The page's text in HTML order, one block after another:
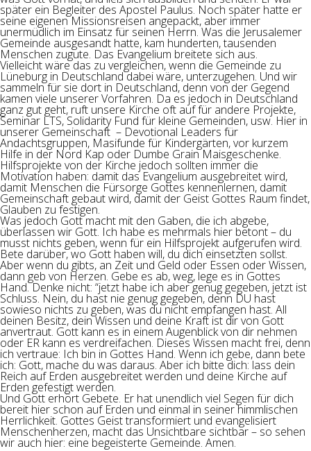
später ein Begleiter des Apostel Paulus. Noch später hatte er
seine eigenen Missionsreisen angepackt, aber immer
unermüdlich im Einsatz für seinen Herrn. Was die Jerusalemer
Gemeinde ausgesandt hatte, kam hunderten, tausenden
Menschen zugute. Das Evangelium breitete sich aus.
Vielleicht wäre das zu vergleichen, wenn die Gemeinde zu
Lüneburg in Deutschland dabei wäre, unterzugehen. Und wir
sammeln für sie dort in Deutschland, denn von der Gegend
kamen viele unserer Vorfahren. Da es jedoch in Deutschland
ganz gut geht, ruft unsere Kirche oft auf für andere Projekte,
Seminar LTS, Solidarity Fund für kleine Gemeinden, usw. Hier in
unserer Gemeinschaft – Devotional Leaders für
Andachtsgruppen, Masifunde für Kindergärten, vor kurzem
Hilfe in der Nord Kap oder Dumbe Grain Maisgeschenke.
Hilfsprojekte von der Kirche jedoch sollten immer die
Motivation haben: damit das Evangelium ausgebreitet wird,
damit Menschen die Fürsorge Gottes kennenlernen, damit
Gemeinschaft gebaut wird, damit der Geist Gottes Raum findet,
Glauben zu festigen.
Was jedoch Gott macht mit den Gaben, die ich abgebe,
überlassen wir Gott. Ich habe es mehrmals hier betont – du
musst nichts geben, wenn für ein Hilfsprojekt aufgerufen wird.
Bete darüber, wo Gott haben will, du dich einsetzten sollst.
Aber wenn du gibts, an Zeit und Geld oder Essen oder Wissen,
dann geb von Herzen. Gebe es ab, weg, lege es in Gottes
Hand. Denke nicht: “jetzt habe ich aber genug gegeben, jetzt ist
Schluss. Nein, du hast nie genug gegeben, denn DU hast
sowieso nichts zu geben, was du nicht empfangen hast. All
deinen Besitz, dein Wissen und deine Kraft ist dir von Gott
anvertraut. Gott kann es in einem Augenblick von dir nehmen
oder ER kann es verdreifachen. Dieses Wissen macht frei, denn
ich vertraue: Ich bin in Gottes Hand. Wenn ich gebe, dann bete
ich: Gott, mache du was daraus. Aber ich bitte dich: lass dein
Reich auf Erden ausgebreitet werden und deine Kirche auf
Erden gefestigt werden.
Und Gott erhört Gebete. Er hat unendlich viel Segen für dich
bereit hier schon auf Erden und einmal in seiner himmlischen
Herrlichkeit. Gottes Geist transformiert und evangelisiert
Menschenherzen, macht das Unsichtbare sichtbar – so sehen
wir auch hier: eine begeisterte Gemeinde. Amen.